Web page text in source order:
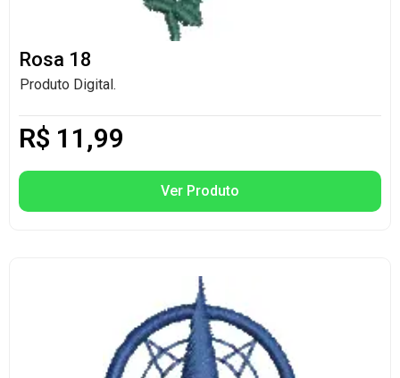
Rosa 18
Produto Digital.
R$ 11,99
Ver Produto